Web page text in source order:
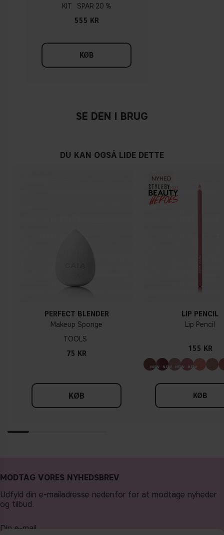
KIT
20 %
555 KR
KØB
SE DEN I BRUG
DU KAN OGSÅ LIDE DETTE
PERFECT BLENDER
Makeup Sponge
TOOLS
75 KR
KØB
NYHED
LIP PENCIL
Lip Pencil
155 KR
KØB
MODTAG VORES NYHEDSBREV
Udfyld din e-mailadresse nedenfor for at modtage nyheder
og tilbud.
Din e-mail